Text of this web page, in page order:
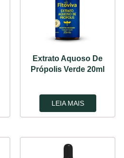
Extrato Aquoso De
Própolis Verde 20ml
LEIA MAIS